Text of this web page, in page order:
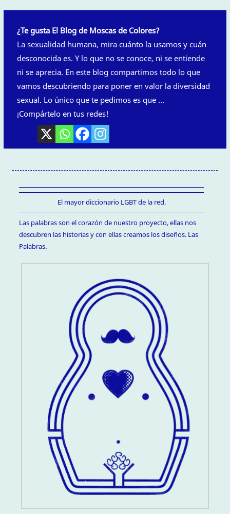
¿Te gusta El Blog de Moscas de Colores?
La sexualidad humana, mira cuánto la usamos y cuán
desconocida es. Y lo que no se conoce, ni se entiende
ni se aprecia. En este blog compartimos todo lo que
vamos descubriendo para poner en valor la diversidad
sexual. Lo único que te pedimos es que ...
¡Compártelo en tus redes!
El mayor diccionario LGBT de la red.
Las palabras son el corazón de nuestro proyecto, ellas nos
descubren las historias y con ellas creamos los diseños. Las
Palabras.